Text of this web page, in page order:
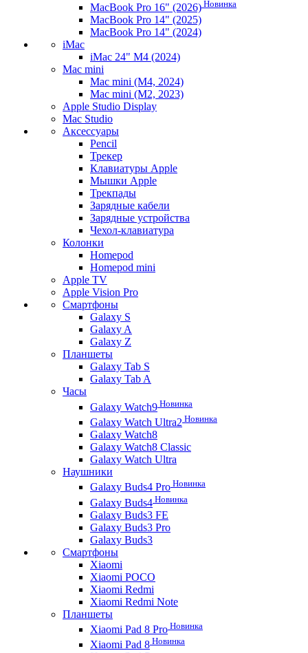
MacBook Pro 16" (2026) Новинка
MacBook Pro 14" (2025)
MacBook Pro 14" (2024)
iMac
iMac 24" M4 (2024)
Mac mini
Mac mini (M4, 2024)
Mac mini (M2, 2023)
Apple Studio Display
Mac Studio
Аксессуары
Pencil
Трекер
Клавиатуры Apple
Мышки Apple
Трекпады
Зарядные кабели
Зарядные устройства
Чехол-клавиатура
Колонки
Homepod
Homepod mini
Apple TV
Apple Vision Pro
Смартфоны
Galaxy S
Galaxy A
Galaxy Z
Планшеты
Galaxy Tab S
Galaxy Tab A
Часы
Galaxy Watch9 Новинка
Galaxy Watch Ultra2 Новинка
Galaxy Watch8
Galaxy Watch8 Classic
Galaxy Watch Ultra
Наушники
Galaxy Buds4 Pro Новинка
Galaxy Buds4 Новинка
Galaxy Buds3 FE
Galaxy Buds3 Pro
Galaxy Buds3
Смартфоны
Xiaomi
Xiaomi POCO
Xiaomi Redmi
Xiaomi Redmi Note
Планшеты
Xiaomi Pad 8 Pro Новинка
Xiaomi Pad 8 Новинка